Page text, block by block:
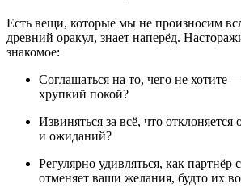
Есть вещи, которые мы не произносим
древний оракул, знает наперёд.
знакомое:
Соглашаться на то, чего не хотите
хрупкий покой?
Извиняться за всё, что отклоняется
и ожиданий?
Регулярно удивляться, как партнёр
отменяет ваши желания, будто их